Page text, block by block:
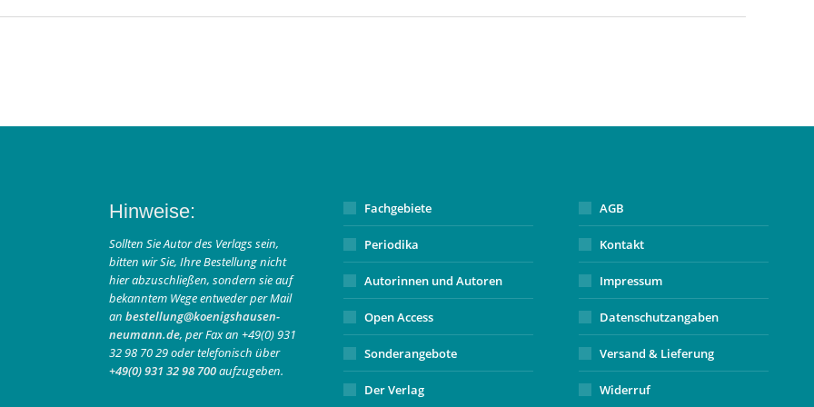
Hinweise:
Sollten Sie Autor des Verlags sein,
bitten wir Sie, Ihre Bestellung nicht
hier abzuschließen, sondern sie auf
bekanntem Wege entweder per Mail
an bestellung@koenigshausen-
neumann.de, per Fax an +49(0) 931
32 98 70 29 oder telefonisch über
+49(0) 931 32 98 700aufzugeben.
Fachgebiete
Periodika
Autorinnen und Autoren
Open Access
Sonderangebote
Der Verlag
AGB
Kontakt
Impressum
Datenschutzangaben
Versand & Lieferung
Widerruf